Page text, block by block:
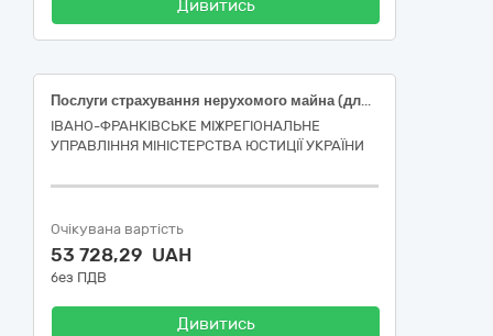
Дивитись
Послуги страхування нерухомого майна (для структурних підрозділів Івано-Франківського міжрегіонального управління Міністерства юстиції України, які територіально розміщені в Івано-Франківській області)
ІВАНО-ФРАНКІВСЬКЕ МІЖРЕГІОНАЛЬНЕ
УПРАВЛІННЯ МІНІСТЕРСТВА ЮСТИЦІЇ УКРАЇНИ
Очікувана вартість
53 728,29 UAH
без ПДВ
Дивитись